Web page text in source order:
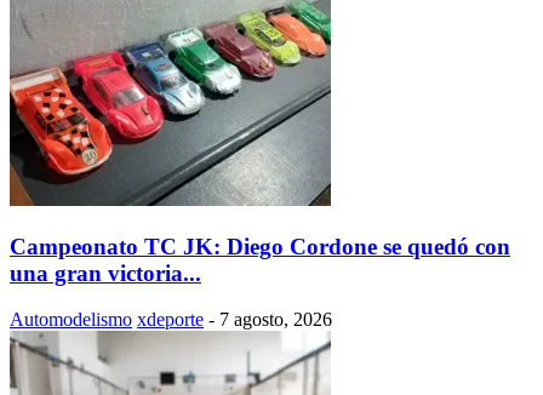
Campeonato TC JK: Diego Cordone se quedó con
una gran victoria...
Automodelismo xdeporte - 7 agosto, 2026